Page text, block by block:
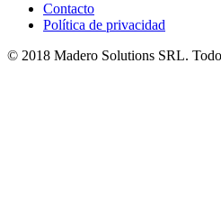
Contacto
Política de privacidad
© 2018 Madero Solutions SRL.